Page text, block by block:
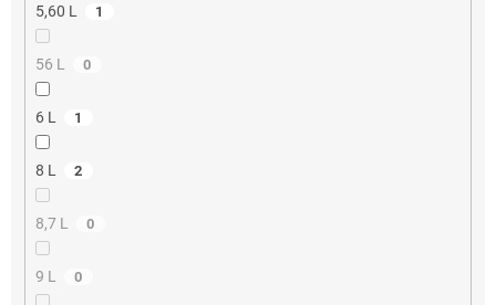
5,60 L 1
56 L 0
6 L 1
8 L 2
8,7 L 0
9 L 0